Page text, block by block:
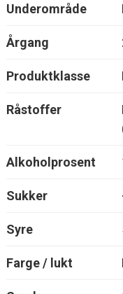
Underområde
Årgang
Produktklasse
Råstoffer
Alkoholprosent
Sukker
Syre
Farge / lukt